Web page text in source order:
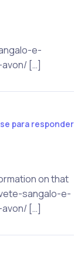
e-
[…]
para responder
on that
sangalo-e-
[…]